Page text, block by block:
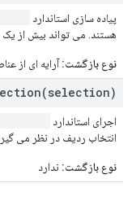
پیاده سازی استاندارد
هستند. می تواند بیش از یک
نوع بازگشت:آرایه ای از
selection)
اجرای استاندارد
انتخاب ردیف در نظر می
نوع بازگشت: ندارد